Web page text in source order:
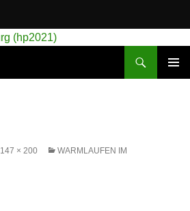
147 × 200
WARMLAUFEN IM